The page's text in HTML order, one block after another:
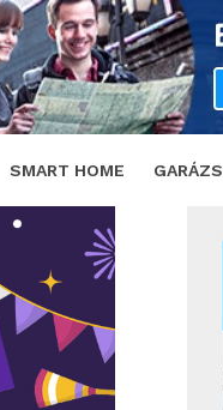
SMART HOME GARÁZS
TWEET